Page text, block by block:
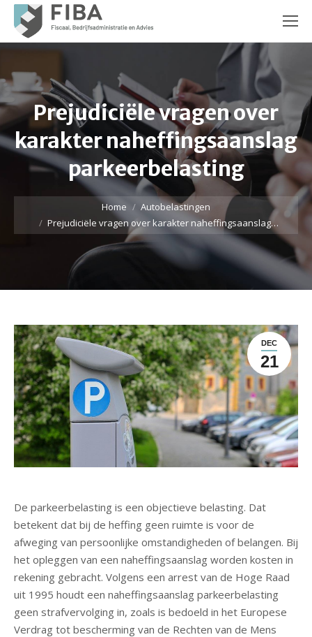
Prejudiciële vragen over
karakter naheffingsaanslag
parkeerbelasting
Je bent hier:
Home
Autobelastingen
Prejudiciële vragen over karakter naheffingsaanslag…
DEC
21
De parkeerbelasting is een objectieve belasting. Dat
betekent dat bij de heffing geen ruimte is voor de
afweging van persoonlijke omstandigheden of belangen. Bij
het opleggen van een naheffingsaanslag worden kosten in
rekening gebracht. Volgens een arrest van de Hoge Raad
uit 1995 houdt een naheffingsaanslag parkeerbelasting
geen strafvervolging in, zoals is bedoeld in het Europese
Verdrag tot bescherming van de Rechten van de Mens